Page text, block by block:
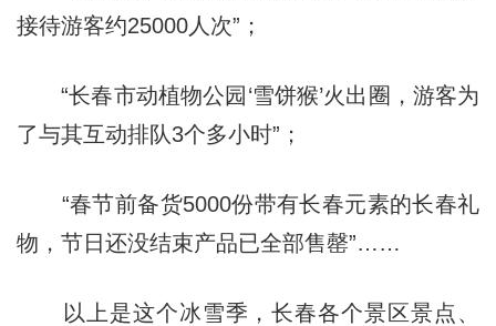
接待游客约25000人次”；
“长春市动植物公园‘雪饼猴’火出圈，游客为
了与其互动排队3个多小时”；
“春节前备货5000份带有长春元素的长春礼
物，节日还没结束产品已全部售罄”……
以上是这个冰雪季，长春各个景区景点、